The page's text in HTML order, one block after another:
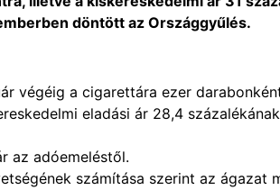
döntött az Országgyűlés.
végéig a cigarettára ezer
eladási ár 28,4
az adóemeléstől.
számítása szerint az ágazat